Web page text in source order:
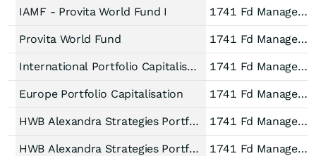
IAMF - Provita World Fund I 1741 Fd Managem AG
Provita World Fund 1741 Fd Managem AG
International Portfolio Capitalisation 1741 Fd Managem AG
Europe Portfolio Capitalisation 1741 Fd Managem AG
HWB Alexandra Strategies Portfolio R 1741 Fd Managem AG
HWB Alexandra Strategies Portfolio V 1741 Fd Managem AG